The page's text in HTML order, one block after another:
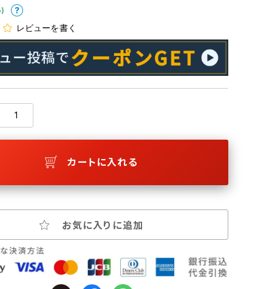
レビューを書く
カートに入れる
お気に入りに追加